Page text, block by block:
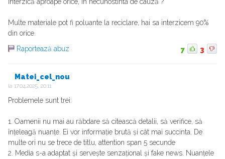
interzică aproape orice, în necunostinta de cauză ?
Multe materiale pot fi poluante la reciclare, hai sa interzicem 90%
din orice.
Raportează abuz
7 3
Matei_cel_nou
la 17.04.2025, 20:11
Problemele sunt trei:
1. Oamenii nu mai au răbdare să citească detalii, să verifice, să
înțeleagă nuanțe. Ei vor informație brută și cât mai succinta. De
multe ori nu se trece de titlu, attention span 5 secunde
2. Media s-a adaptat și servește senzațional și fake news. Nuanțele